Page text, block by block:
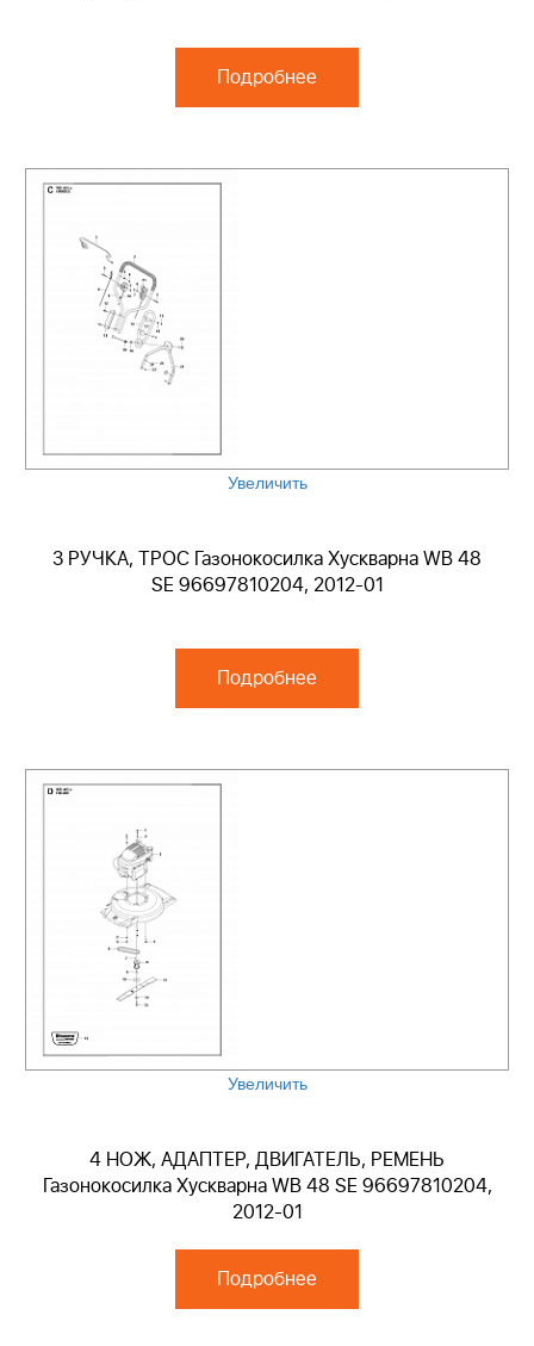
Подробнее
Увеличить
3 РУЧКА, ТРОС Газонокосилка Хускварна WB 48
SE 96697810204, 2012-01
Подробнее
Увеличить
4 НОЖ, АДАПТЕР, ДВИГАТЕЛЬ, РЕМЕНЬ
Газонокосилка Хускварна WB 48 SE 96697810204,
2012-01
Подробнее